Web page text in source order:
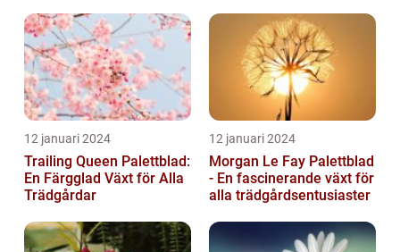
12 januari 2024
Trailing Queen Palettblad:
En Färgglad Växt för Alla
Trädgårdar
12 januari 2024
Morgan Le Fay Palettblad
- En fascinerande växt för
alla trädgårdsentusiaster